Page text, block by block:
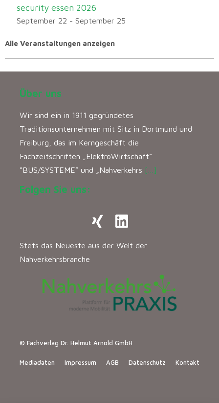
security essen 2026
September 22 - September 25
Alle Veranstaltungen anzeigen
Über uns
Wir sind ein in 1911 gegründetes
Traditionsunternehmen mit Sitz in Dortmund und
Freiburg, das im Kerngeschäft die
Fachzeitschriften „ElektroWirtschaft“
“BUS/SYSTEME” und „Nahverkehrs […]
Folgen Sie uns:
Stets das Neueste aus der Welt der
Nahverkehrsbranche
© Fachverlag Dr. Helmut Arnold GmbH
Mediadaten Impressum AGB Datenschutz Kontakt